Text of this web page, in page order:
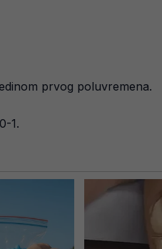
prvog poluvremena.
1.